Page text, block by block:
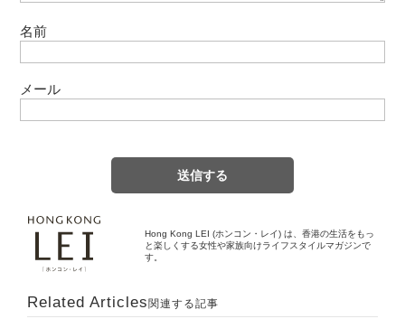
名前
メール
Hong Kong LEI (ホンコン・レイ) は、香港の生活をもっ
と楽しくする女性や家族向けライフスタイルマガジンで
す。
Related Articles 関連する記事